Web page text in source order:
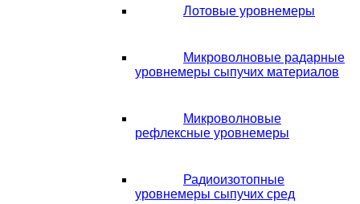
Лотовые уровнемеры
Микроволновые радарные
уровнемеры сыпучих материалов
Микроволновые
рефлексные уровнемеры
Радиоизотопные
уровнемеры сыпучих сред